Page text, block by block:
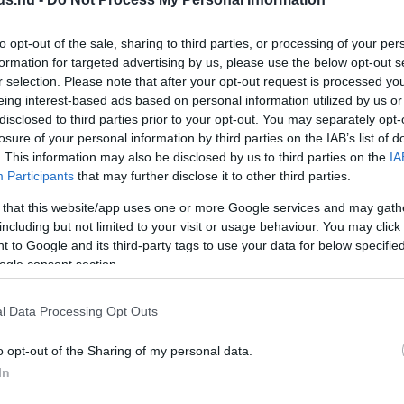
opt-out of the sale, sharing to third parties, or processing of your
for targeted advertising by us, please use the below opt-out
selection. Please note that after your opt-out request is processed
interest-based ads based on personal information utilized by us
to third parties prior to your opt-out. You may separately
of your personal information by third parties on the IAB’s list of
This information may also be disclosed by us to third parties on the
Participants that may further disclose it to other third parties.
that this website/app uses one or more Google services and may
but not limited to your visit or usage behaviour. You may
to Google and its third-party tags to use your data for below
consent section.
Data Processing Opt Outs
opt-out of the Sharing of my personal data.
sci-fi kalandjának a játékmenete
mint a gépigénye
a PC-fejlesztést ahhoz, hogy átélhessük az
kalandját az Aphelionban.
az Amazon a Life is Strange
a Prime Video élőszereplős adaptációjában.
letöltheted a Don't Nod egyik legjobb
Pass-ből